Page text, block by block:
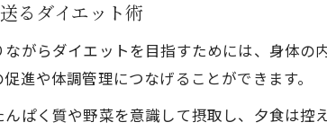
無理せず枚方市で実
無理なく続けられ
枚方市で人気の
るダイエット術
がらダイエットを目指すためには、身体
進や体調管理につなげることができます。
ぱく質や野菜を意識して摂取し、夕食は